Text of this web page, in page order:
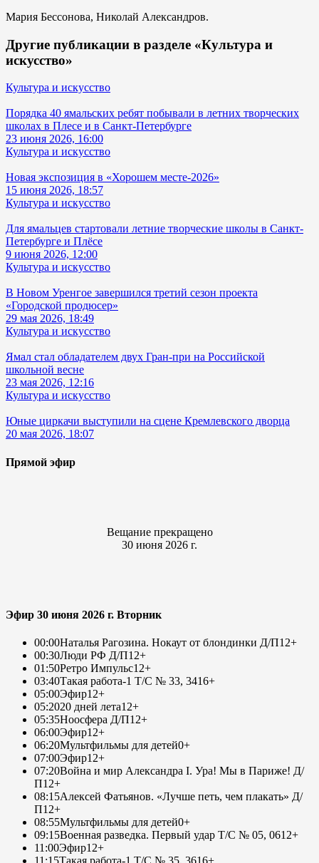
Мария Бессонова, Николай Александров.
Другие публикации в разделе «Культура и
искусство»
Культура и искусство
Порядка 40 ямальских ребят побывали в летних творческих
школах в Плесе и в Санкт-Петербурге
23 июня 2026, 16:00
Культура и искусство
Новая экспозиция в «Хорошем месте-2026»
15 июня 2026, 18:57
Культура и искусство
Для ямальцев стартовали летние творческие школы в Санкт-
Петербурге и Плёсе
9 июня 2026, 12:00
Культура и искусство
В Новом Уренгое завершился третий сезон проекта
«Городской продюсер»
29 мая 2026, 18:49
Культура и искусство
Ямал стал обладателем двух Гран-при на Российской
школьной весне
23 мая 2026, 12:16
Культура и искусство
Юные циркачи выступили на сцене Кремлевского дворца
20 мая 2026, 18:07
Прямой эфир
Вещание прекращено
30 июня 2026 г.
Эфир 30 июня 2026 г. Вторник
00:00Наталья Рагозина. Нокаут от блондинки Д/П12+
00:30Люди РФ Д/П12+
01:50Ретро Импульс12+
03:40Такая работа-1 Т/С № 33, 3416+
05:00Эфир12+
05:2020 дней лета12+
05:35Ноосфера Д/П12+
06:00Эфир12+
06:20Мультфильмы для детей0+
07:00Эфир12+
07:20Война и мир Александра I. Ура! Мы в Париже! Д/
П12+
08:15Алексей Фатьянов. «Лучше петь, чем плакать» Д/
П12+
08:55Мультфильмы для детей0+
09:15Военная разведка. Первый удар Т/С № 05, 0612+
11:00Эфир12+
11:15Такая работа-1 Т/С № 35, 3616+